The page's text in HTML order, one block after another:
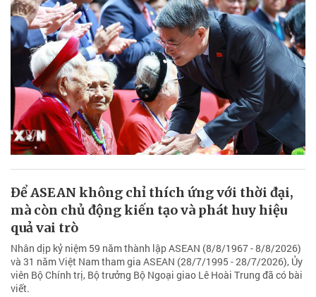
Để ASEAN không chỉ thích ứng với thời đại,
mà còn chủ động kiến tạo và phát huy hiệu
quả vai trò
Nhân dịp kỷ niệm 59 năm thành lập ASEAN (8/8/1967 - 8/8/2026)
và 31 năm Việt Nam tham gia ASEAN (28/7/1995 - 28/7/2026), Ủy
viên Bộ Chính trị, Bộ trưởng Bộ Ngoại giao Lê Hoài Trung đã có bài
viết.